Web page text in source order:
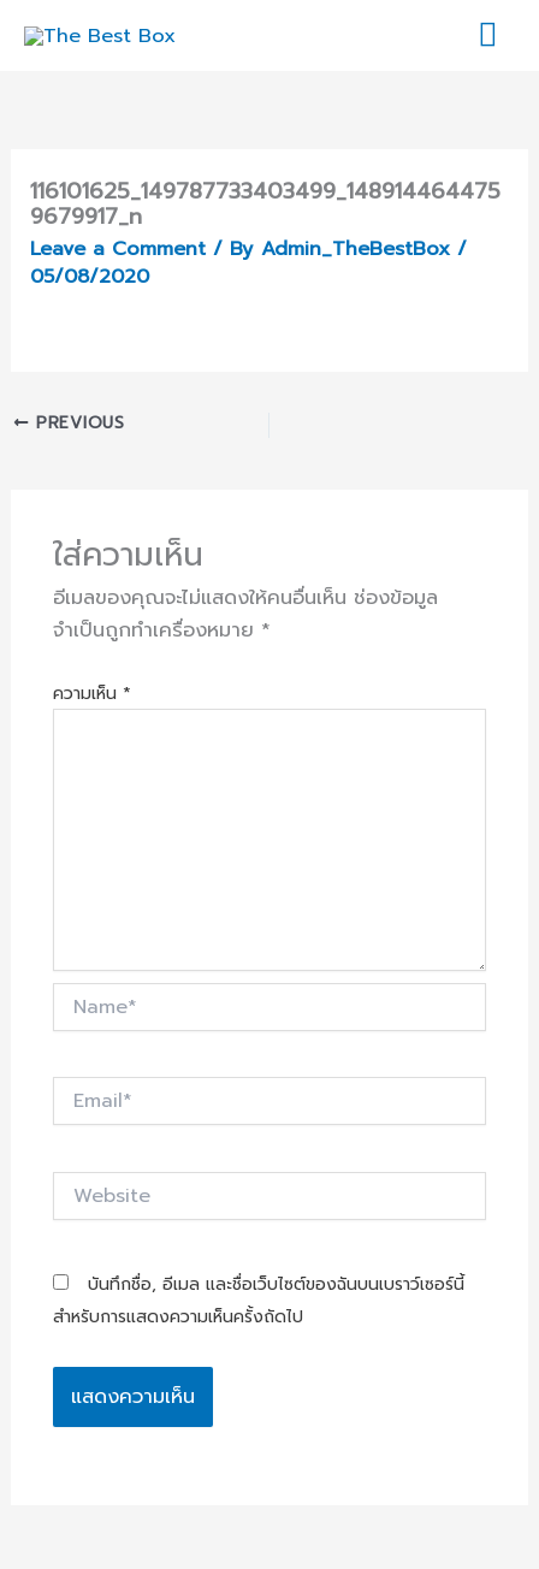
116101625_149787733403499_148914464475
9679917_n
Leave a Comment / ByAdmin_TheBestBox/
05/08/2020
PREVIOUS
ใส่ความเห็น
อีเมลของคุณจะไม่แสดงให้คนอื่นเห็น ช่องข้อมูล
จำเป็นถูกทำเครื่องหมาย *
ความเห็น *
Name*
Email*
Website
บันทึกชื่อ, อีเมล และชื่อเว็บไซต์ของฉันบนเบราว์เซอร์นี้
สำหรับการแสดงความเห็นครั้งถัดไป